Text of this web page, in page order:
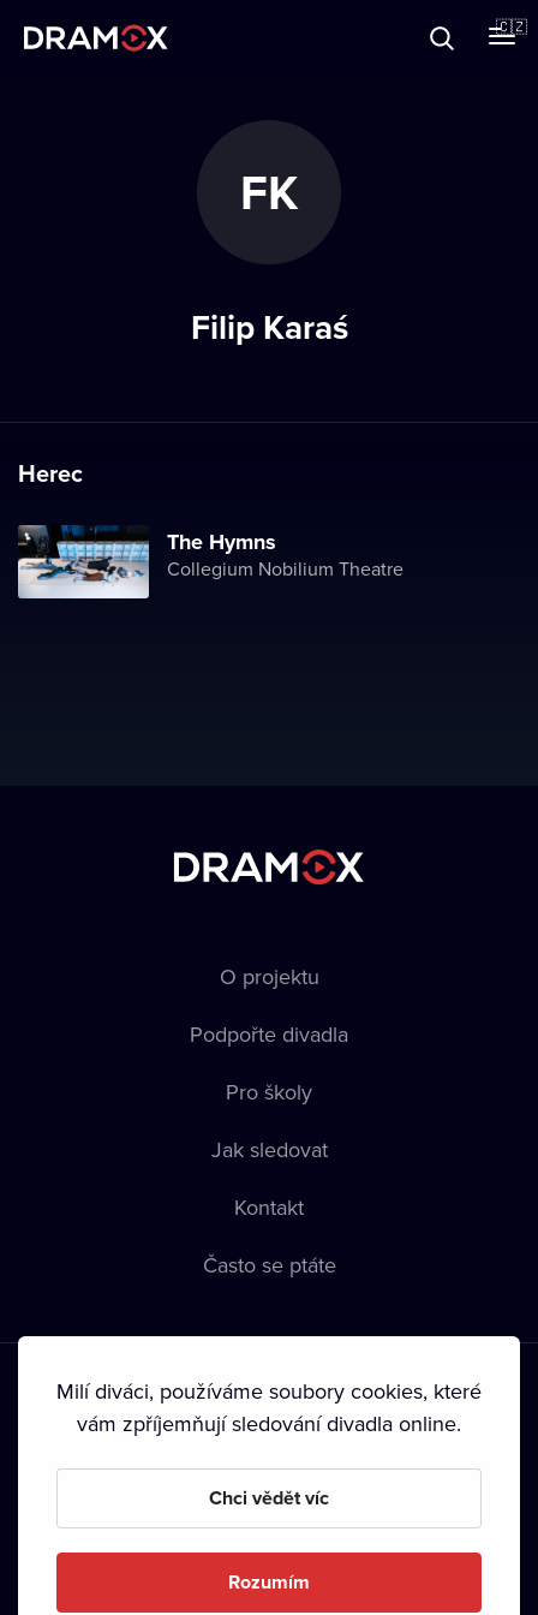
🇨🇿
FK
Filip Karaś
Herec
The Hymns
Collegium Nobilium Theatre
O projektu
Podpořte divadla
Pro školy
Jak sledovat
Kontakt
Často se ptáte
Podmínky používání • Ochrana soukromí • Zásady používání
• Autorská práva•
Milí diváci, používáme soubory cookies, které
vám zpříjemňují sledování divadla online.
Chci vědět víc
Rozumím